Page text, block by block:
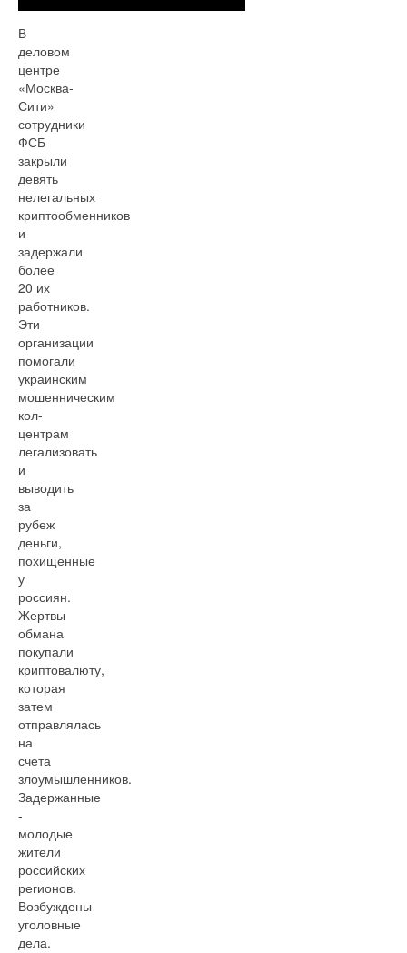
В
деловом
центре
«Москва-
Сити»
сотрудники
ФСБ
закрыли
девять
нелегальных
криптообменников
и
задержали
более
20 их
работников.
Эти
организации
помогали
украинским
мошенническим
кол-
центрам
легализовать
и
выводить
за
рубеж
деньги,
похищенные
у
россиян.
Жертвы
обмана
покупали
криптовалюту,
которая
затем
отправлялась
на
счета
злоумышленников.
Задержанные
-
молодые
жители
российских
регионов.
Возбуждены
уголовные
дела.